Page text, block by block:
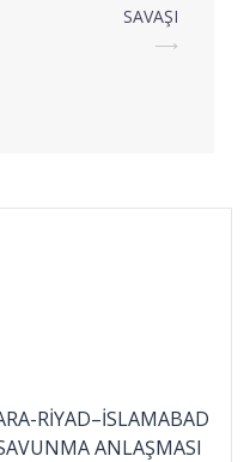
SAVAŞI
⟶
RİYAD–İSLAMABAD
ANLAŞMASI